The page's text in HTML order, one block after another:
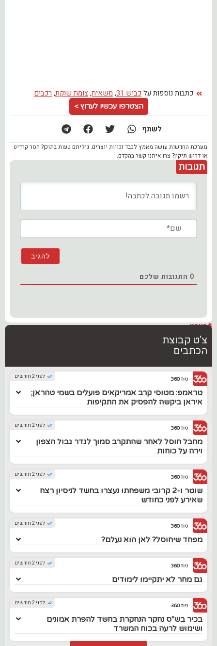
כתבות נוספות על כביש 31 , משאית,צומת שוקת, רכבים
הצטרפו עכשיו לערוץ >
לשתף
מערכת החדשות עושה מאמץ לכבד זכויות יוצרים. גיליתם טעות בתוכן? חסר קרדיט
או דרוש תיקון? צרו איתנו קשר בהקדם.
תגובות
0 התגובות שלכם
#בארץ
צ'ט קבוצת
הכתבים
לפני 2 חודשים ניוז 360
טראמפ: מטוסי קרב אמריקאים פועלים בשמי טהראן;
איראן ביקשה להפסיק את התקיפות
לפני 2 חודשים ניוז 360
מחבל חוסל לאחר שהתקרב סמוך לגדר גבול הצפון
וירה על כוחות
לפני 2 חודשים ניוז 360
שוטר ו-2 קרובי משפחתו נעצרו בחשד לניסיון רצח
שאירע לפני כחודש
לפני 2 חודשים ניוז 360
מפחד שיחוסל? לאן הוא נעלם?
לפני 2 חודשים ניוז 360
גם מחר לא יתקיימו לימודים
לפני 2 חודשים ניוז 360
בכיר בש"ס נחקר הנחקרת בחשד להפרת אמונים
ושימוש לרעה בכוח המשרד